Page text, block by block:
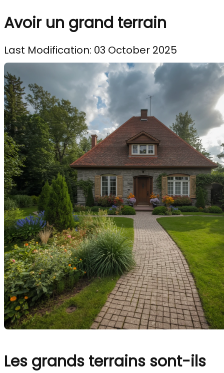
Avoir un grand terrain
Last Modification: 03 October 2025
Les grands terrains sont-ils